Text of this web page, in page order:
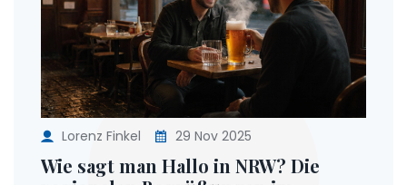
Lorenz Finkel 29 Nov 2025
Wie sagt man Hallo in NRW? Die